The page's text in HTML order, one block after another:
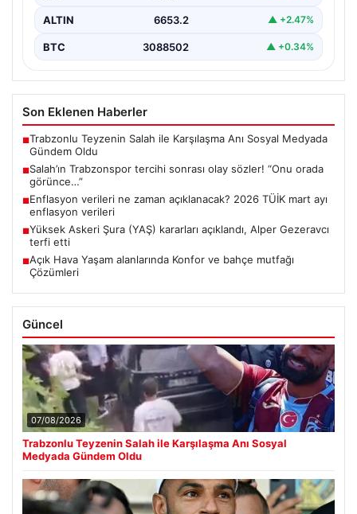
ALTIN 6653.2 ▲ +2.47%
BTC 3088502 ▲ +0.34%
Son Eklenen Haberler
■Trabzonlu Teyzenin Salah ile Karşılaşma Anı Sosyal Medyada
Gündem Oldu
■Salah’ın Trabzonspor tercihi sonrası olay sözler! “Onu orada
görünce…”
■Enflasyon verileri ne zaman açıklanacak? 2026 TÜİK mart ayı
enflasyon verileri
■Yüksek Askeri Şura (YAŞ) kararları açıklandı, Alper Gezeravcı
terfi etti
■Açık Hava Yaşam alanlarında Konfor ve bahçe mutfağı
Çözümleri
Güncel
07/08/2026
Trabzonlu Teyzenin Salah ile Karşılaşma Anı Sosyal
Medyada Gündem Oldu